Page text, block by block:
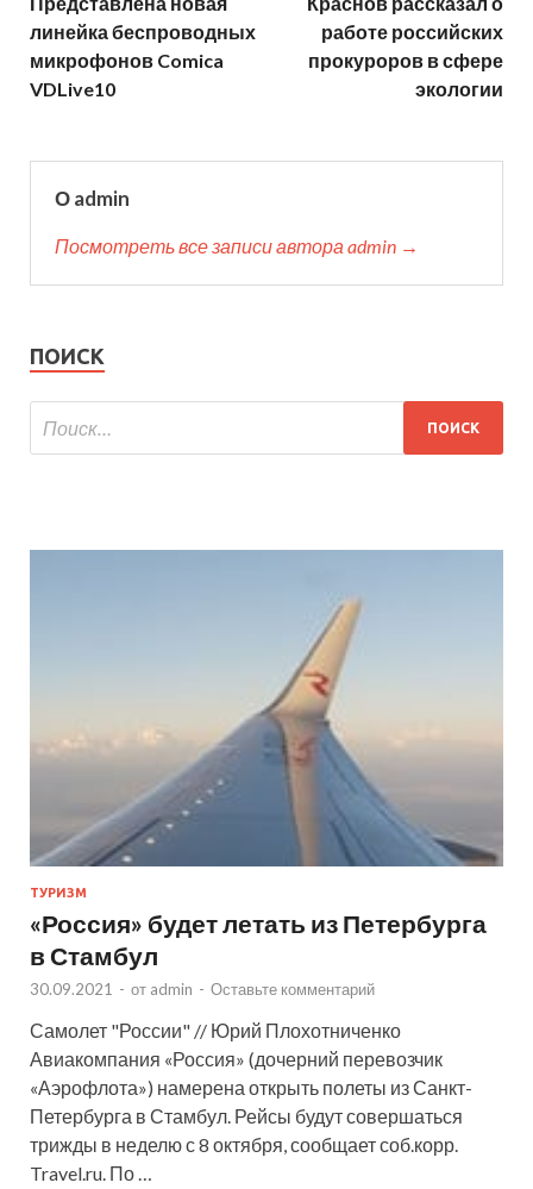
линейка беспроводных
микрофонов Comica
VDLive10
работе российских
прокуроров в сфере
экологии
О admin
Посмотреть все записи автора admin →
ПОИСК
ТУРИЗМ
«Россия» будет летать из Петербурга
в Стамбул
30.09.2021 - от admin - Оставьте комментарий
Самолет "России" // Юрий Плохотниченко
Авиакомпания «Россия» (дочерний перевозчик
«Аэрофлота») намерена открыть полеты из Санкт-
Петербурга в Стамбул. Рейсы будут совершаться
трижды в неделю с 8 октября, сообщает соб.корр.
Travel.ru. По …